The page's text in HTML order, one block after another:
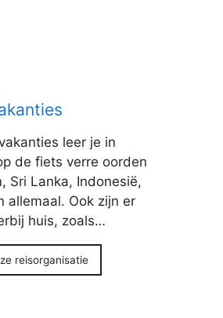
leer je in
de fiets verre oorden
Sri Lanka, Indonesië,
allemaal. Ook zijn er
huis, zoals…
reisorganisatie